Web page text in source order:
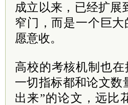
成立以来，已经扩展
窄门，而是一个巨
愿意收。
高校的考核机制也
一切指标都和论文数
出来”的论文，远比